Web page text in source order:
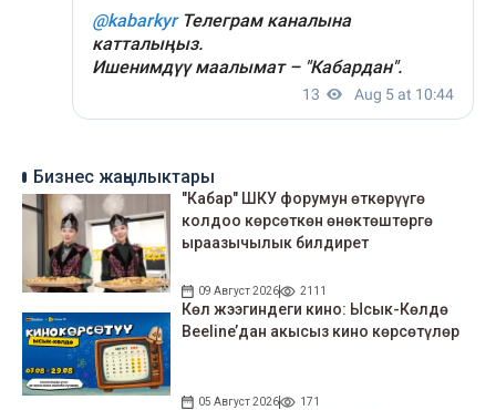
Бизнес жаңылыктары
"Кабар" ШКУ форумун өткөрүүгө
колдоо көрсөткөн өнөктөштөргө
ыраазычылык билдирет
09 Август 2026 2111
Көл жээгиндеги кино: Ысык-Көлдө
Beeline’дан акысыз кино көрсөтүлөр
05 Август 2026 171